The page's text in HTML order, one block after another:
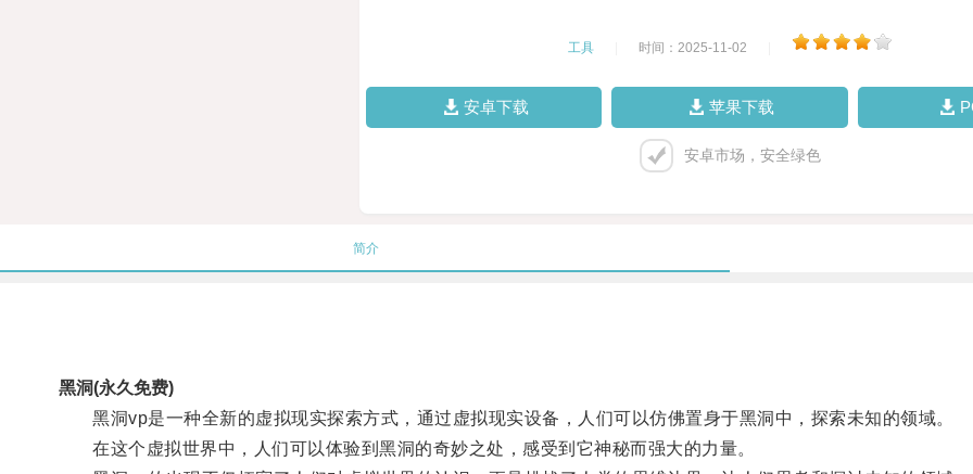
工具 时间：2025-11-02
安卓下载 苹果下载
安卓市场，安全绿色
简介
黑洞(永久免费)
黑洞vp是一种全新的虚拟现实探索方式，通过虚拟现实设备，人们可以仿佛置身于黑洞中，探索未知的领域。
在这个虚拟世界中，人们可以体验到黑洞的奇妙之处，感受到它神秘而强大的力量。